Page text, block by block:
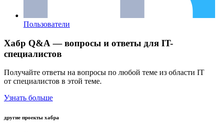
Пользователи
Хабр Q&A — вопросы и ответы для IT-
специалистов
Получайте ответы на вопросы по любой теме из области IT
от специалистов в этой теме.
Узнать больше
другие проекты хабра